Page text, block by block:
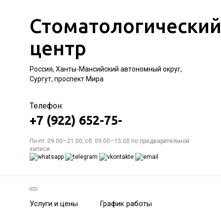
Стоматологический
центр
Россия, Ханты-Мансийский автономный округ,
Сургут, проспект Мира
Телефон:
+7 (922) 652-75-
Пн-пт: 09:00—21:00; сб: 09:00—15:00 по предварительной
записи
Услуги и цены График работы